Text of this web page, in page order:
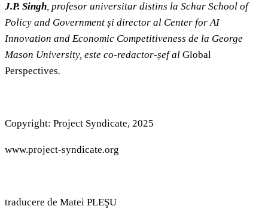
J.P. Singh, profesor universitar distins la Schar School of
Policy and Government și director al Center for AI
Innovation and Economic Competitiveness de la George
Mason University, este co-redactor-șef al Global
Perspectives.
Copyright: Project Syndicate, 2025
www.project-syndicate.org
traducere de Matei PLEŞU